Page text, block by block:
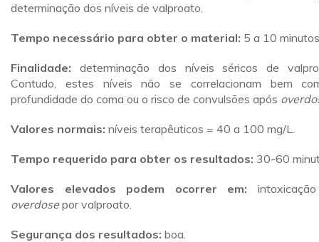
determinação dos níveis de valproato.
Tempo necessário para obter o material: 5 a 10
Finalidade: determinação dos níveis séricos de
Contudo, estes níveis não se correlacionam bem
profundidade do coma ou o risco de convulsões após
Valores normais: níveis terapêuticos = 40 a 100 mg/L.
Tempo requerido para obter os resultados: 30-60
Valores elevados podem ocorrer em:
overdosepor valproato.
Segurança dos resultados: boa.